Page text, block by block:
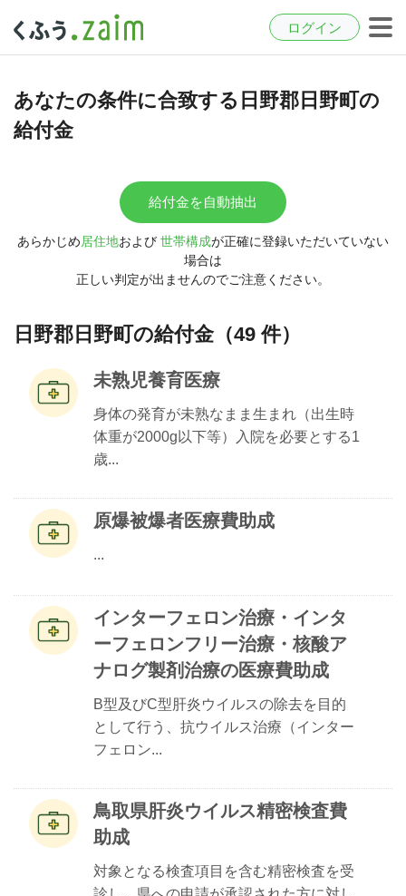
ログイン
あなたの条件に合致する日野郡日野町の
給付金
給付金を自動抽出
あらかじめ居住地および 世帯構成が正確に登録いただいていない
場合は
正しい判定が出ませんのでご注意ください。
日野郡日野町の給付金（49 件）
未熟児養育医療
身体の発育が未熟なまま生まれ（出生時
体重が2000g以下等）入院を必要とする1
歳...
原爆被爆者医療費助成
...
インターフェロン治療・インタ
ーフェロンフリー治療・核酸ア
ナログ製剤治療の医療費助成
B型及びC型肝炎ウイルスの除去を目的
として行う、抗ウイルス治療（インター
フェロン...
鳥取県肝炎ウイルス精密検査費
助成
対象となる検査項目を含む精密検査を受